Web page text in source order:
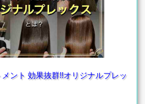
メント 効果抜群!!オリジナルプレッ